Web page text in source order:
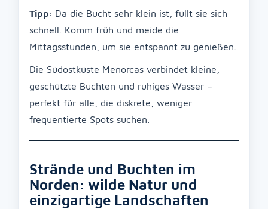
Tipp: Da die Bucht sehr klein ist, füllt sie sich
schnell. Komm früh und meide die
Mittagsstunden, um sie entspannt zu genießen.
Die Südostküste Menorcas verbindet kleine,
geschützte Buchten und ruhiges Wasser –
perfekt für alle, die diskrete, weniger
frequentierte Spots suchen.
Strände und Buchten im
Norden: wilde Natur und
einzigartige Landschaften